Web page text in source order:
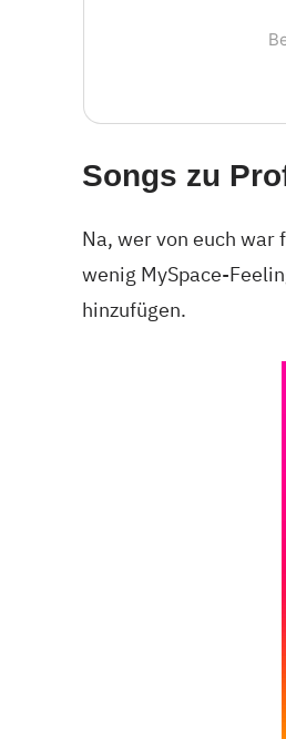
Songs zu
Na, wer von euch war
wenig MySpace-
hinzufügen.